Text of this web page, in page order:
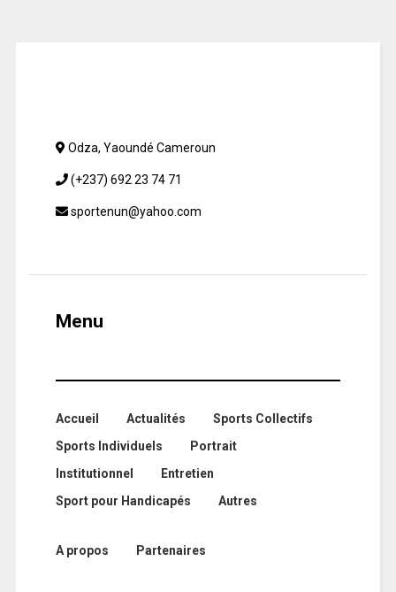
Odza, Yaoundé Cameroun
(+237) 692 23 74 71
sportenun@yahoo.com
Menu
Accueil Actualités
Sports Collectifs
Sports Individuels
Portrait
Institutionnel
Entretien
Sport pour Handicapés
Autres
A propos Partenaires